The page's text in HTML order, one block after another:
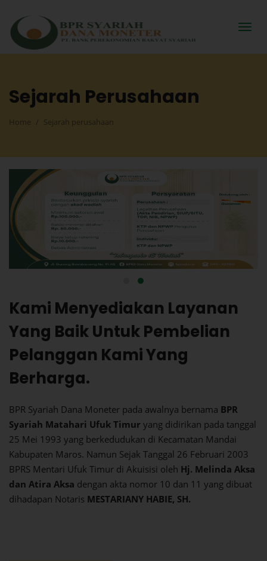
Sejarah Perusahaan
Home Sejarah perusahaan
Kami Menyediakan Layanan
Yang Baik Untuk Pembelian
Pelanggan Kami Yang
Berharga.
BPR Syariah Dana Moneter pada awalnya bernama BPR
Syariah Matahari Ufuk Timur yang didirikan pada tanggal
25 Mei 1993 yang berkedudukan di Kecamatan Mandai
Kabupaten Maros. Namun Sejak Tanggal 26 Februari 2003
BPRS Mentari Ufuk Timur di Akuisisi oleh Hj. Melinda Aksa
dan Atira Aksa dengan akta nomor 10 dan 11 yang dibuat
dihadapan Notaris MESTARIANY HABIE, SH.